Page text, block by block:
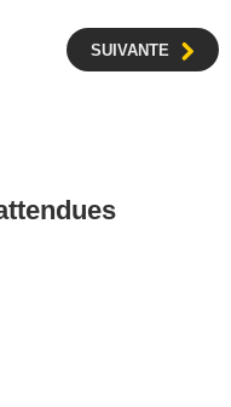
SUIVANTE